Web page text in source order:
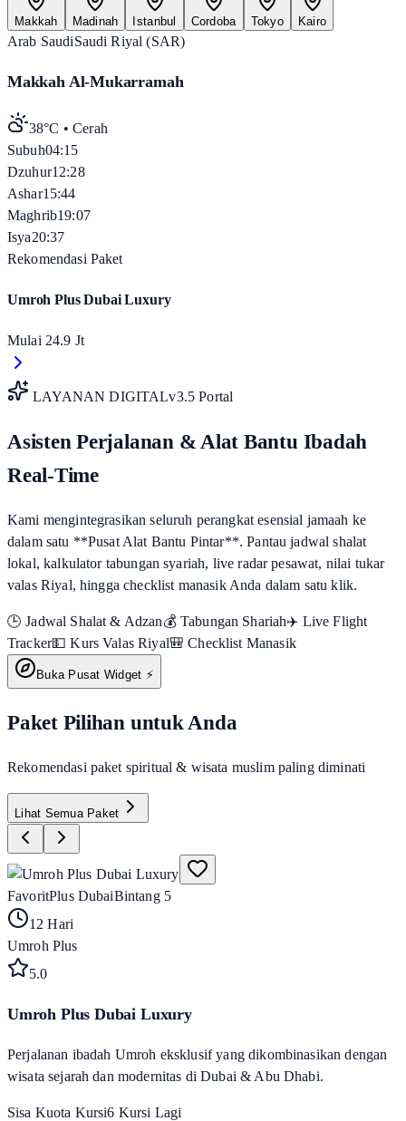
Makkah Madinah Istanbul Cordoba Tokyo Kairo
Arab SaudiSaudi Riyal (SAR)
Makkah Al-Mukarramah
38°C •Cerah
Subuh04:15
Dzuhur12:28
Ashar15:44
Maghrib19:07
Isya20:37
Rekomendasi Paket
Umroh Plus Dubai Luxury
Mulai 24.9 Jt
LAYANAN DIGITALv3.5 Portal
Asisten Perjalanan & Alat Bantu Ibadah
Real-Time
Kami mengintegrasikan seluruh perangkat esensial jamaah ke
dalam satu **Pusat Alat Bantu Pintar**. Pantau jadwal shalat
lokal, kalkulator tabungan syariah, live radar pesawat, nilai tukar
valas Riyal, hingga checklist manasik Anda dalam satu klik.
🕒 Jadwal Shalat & Adzan💰 Tabungan Shariah✈️ Live Flight
Tracker💵 Kurs Valas Riyal🎒 Checklist Manasik
Buka Pusat Widget ⚡
Paket Pilihan untuk Anda
Rekomendasi paket spiritual & wisata muslim paling diminati
Lihat Semua Paket
FavoritPlus DubaiBintang 5
12 Hari
Umroh Plus
5.0
Umroh Plus Dubai Luxury
Perjalanan ibadah Umroh eksklusif yang dikombinasikan dengan
wisata sejarah dan modernitas di Dubai & Abu Dhabi.
Sisa Kuota Kursi6 Kursi Lagi